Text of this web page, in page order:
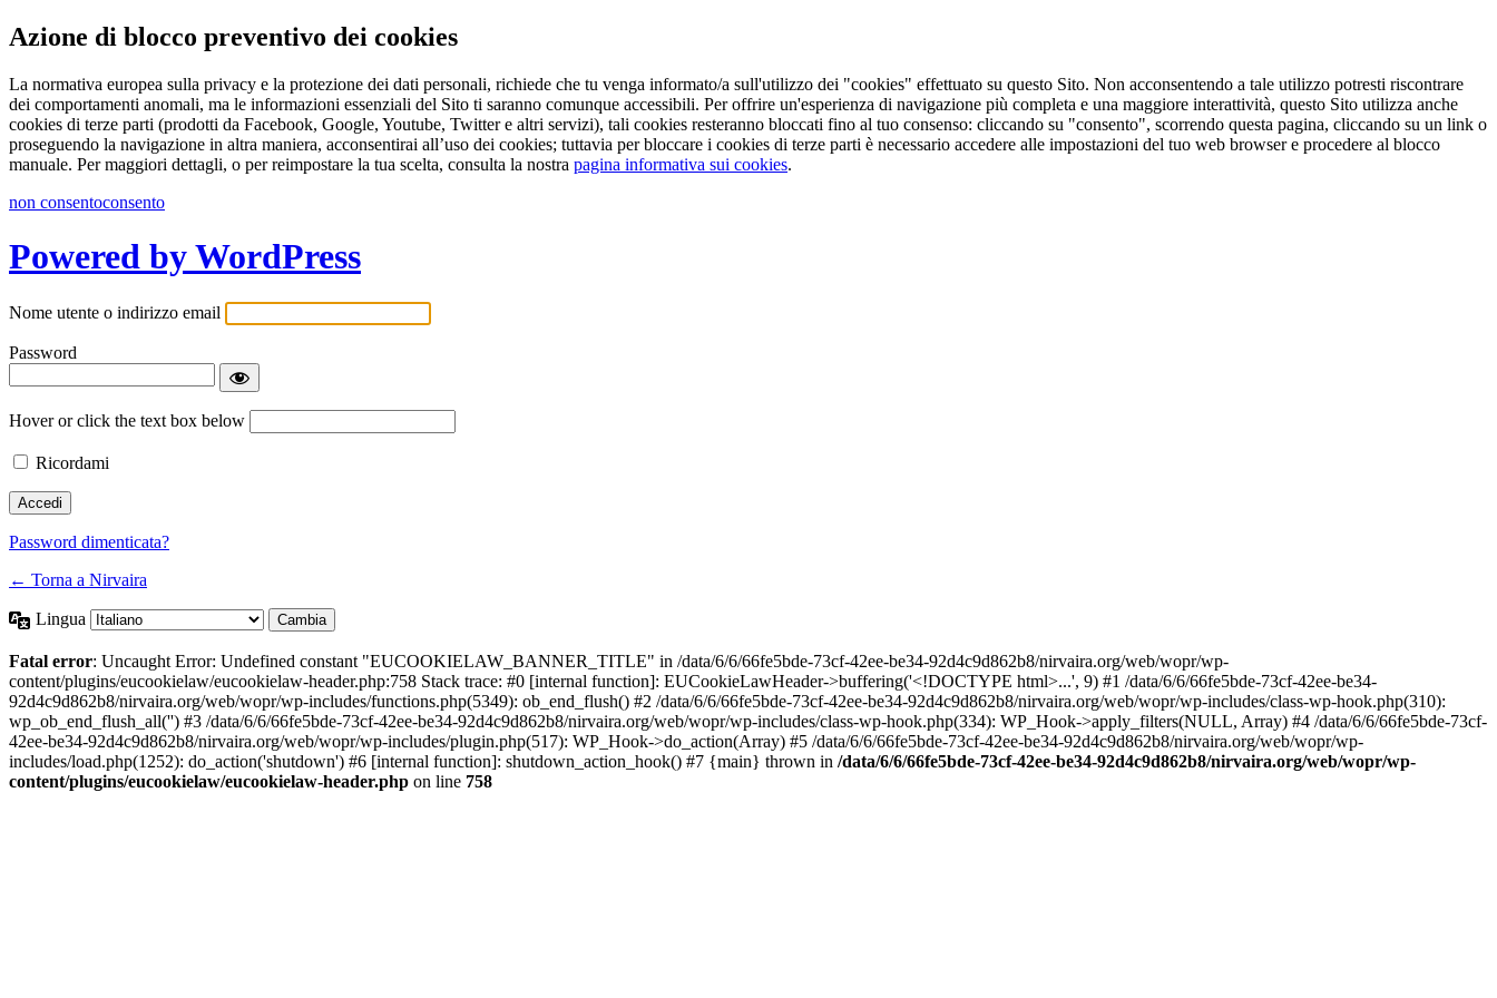
Azione di blocco preventivo dei cookies
La normativa europea sulla privacy e la protezione dei dati personali, richiede che tu venga informato/a sull'utilizzo dei "cookies" effettuato su questo Sito. Non acconsentendo a tale utilizzo potresti riscontrare
dei comportamenti anomali, ma le informazioni essenziali del Sito ti saranno comunque accessibili. Per offrire un'esperienza di navigazione più completa e una maggiore interattività, questo Sito utilizza anche
cookies di terze parti (prodotti da Facebook, Google, Youtube, Twitter e altri servizi), tali cookies resteranno bloccati fino al tuo consenso: cliccando su "consento", scorrendo questa pagina, cliccando su un link o
proseguendo la navigazione in altra maniera, acconsentirai all’uso dei cookies; tuttavia per bloccare i cookies di terze parti è necessario accedere alle impostazioni del tuo web browser e procedere al blocco
manuale. Per maggiori dettagli, o per reimpostare la tua scelta, consulta la nostra pagina informativa sui cookies.
non consentoconsento
Powered by WordPress
Nome utente o indirizzo email
Password
Hover or click the text box below
Ricordami
Password dimenticata?
← Torna a Nirvaira
Lingua
Fatal error: Uncaught Error: Undefined constant "EUCOOKIELAW_BANNER_TITLE" in /data/6/6/66fe5bde-73cf-42ee-be34-92d4c9d862b8/nirvaira.org/web/wopr/wp-
content/plugins/eucookielaw/eucookielaw-header.php:758 Stack trace: #0 [internal function]: EUCookieLawHeader->buffering('<!DOCTYPE html>...', 9) #1 /data/6/6/66fe5bde-73cf-42ee-be34-
92d4c9d862b8/nirvaira.org/web/wopr/wp-includes/functions.php(5349): ob_end_flush() #2 /data/6/6/66fe5bde-73cf-42ee-be34-92d4c9d862b8/nirvaira.org/web/wopr/wp-includes/class-wp-hook.php(310):
wp_ob_end_flush_all('') #3 /data/6/6/66fe5bde-73cf-42ee-be34-92d4c9d862b8/nirvaira.org/web/wopr/wp-includes/class-wp-hook.php(334): WP_Hook->apply_filters(NULL, Array) #4 /data/6/6/66fe5bde-73cf-
42ee-be34-92d4c9d862b8/nirvaira.org/web/wopr/wp-includes/plugin.php(517): WP_Hook->do_action(Array) #5 /data/6/6/66fe5bde-73cf-42ee-be34-92d4c9d862b8/nirvaira.org/web/wopr/wp-
includes/load.php(1252): do_action('shutdown') #6 [internal function]: shutdown_action_hook() #7 {main} thrown in /data/6/6/66fe5bde-73cf-42ee-be34-92d4c9d862b8/nirvaira.org/web/wopr/wp-
content/plugins/eucookielaw/eucookielaw-header.php on line 758